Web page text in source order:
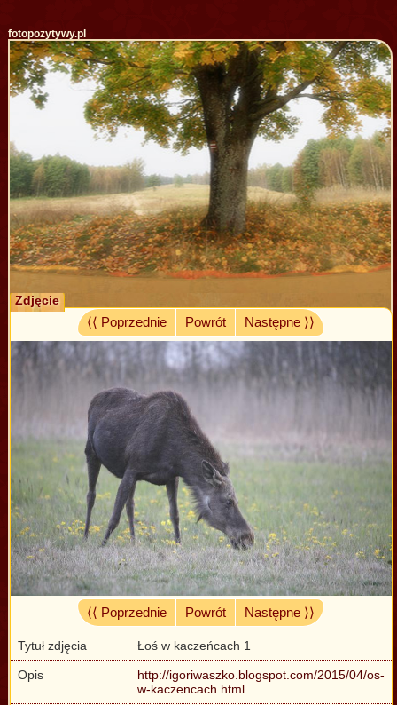
fotopozytywy.pl
Zdjęcie
⟨⟨ Poprzednie
Powrót Następne ⟩⟩
⟨⟨ Poprzednie Powrót Następne ⟩⟩
Tytuł zdjęcia Łoś w kaczeńcach 1
Opis
http://igoriwaszko.blogspot.com/2015/04/os-
w-kaczencach.html